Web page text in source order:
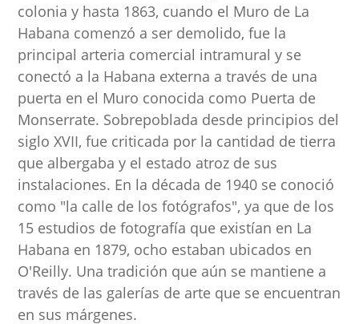
colonia y hasta 1863, cuando el Muro de La
Habana comenzó a ser demolido, fue la
principal arteria comercial intramural y se
conectó a la Habana externa a través de una
puerta en el Muro conocida como Puerta de
Monserrate. Sobrepoblada desde principios del
siglo XVII, fue criticada por la cantidad de tierra
que albergaba y el estado atroz de sus
instalaciones. En la década de 1940 se conoció
como "la calle de los fotógrafos", ya que de los
15 estudios de fotografía que existían en La
Habana en 1879, ocho estaban ubicados en
O'Reilly. Una tradición que aún se mantiene a
través de las galerías de arte que se encuentran
en sus márgenes.